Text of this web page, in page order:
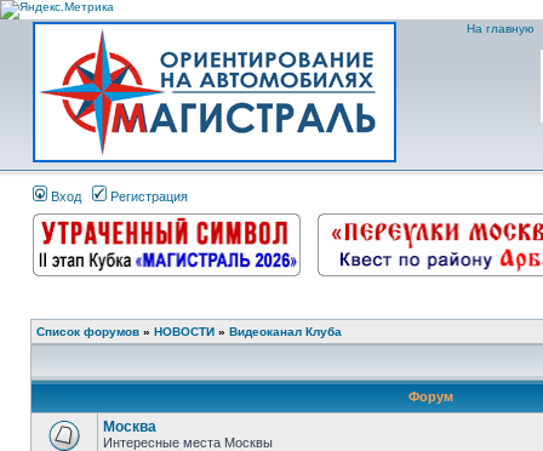
На главную
Вход Регистрация
Список форумов » НОВОСТИ » Видеоканал Клуба
Форум
Москва
Интересные места Москвы